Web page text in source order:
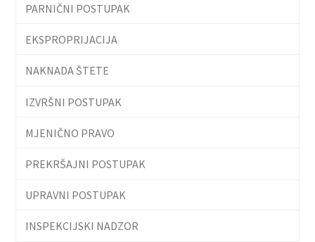
PARNIČNI POSTUPAK
EKSPROPRIJACIJA
NAKNADA ŠTETE
IZVRŠNI POSTUPAK
MJENIČNO PRAVO
PREKRŠAJNI POSTUPAK
UPRAVNI POSTUPAK
INSPEKCIJSKI NADZOR